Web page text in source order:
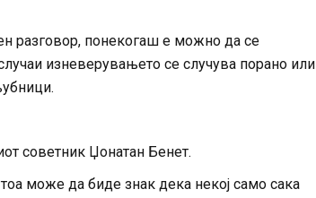
разговор, понекогаш е можно да се
изневерувањето се случува порано или
советник Џонатан Бенет.
може да биде знак дека некој само сака